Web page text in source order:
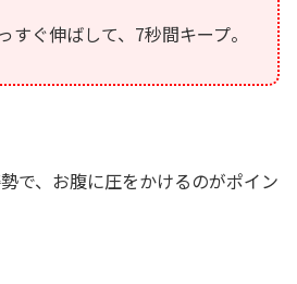
すぐ伸ばして、7秒間キープ。
で、お腹に圧をかけるのがポイン